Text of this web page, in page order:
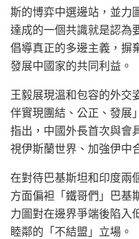
斯的博弈中選邊站，並力
達成的一個共識就是認為
倡導真正的多邊主義，摒
發展中國家的共同利益。
王毅展現溫和包容的外交
伴實現團結、公正、發展
指出，中國外長首次與會
視伊斯蘭世界、加強伊中
在對待巴基斯坦和印度兩
方面偏袒「鐵哥們」巴基
力圖對在邊界爭端後陷入
睦鄰的「不結盟」立場。